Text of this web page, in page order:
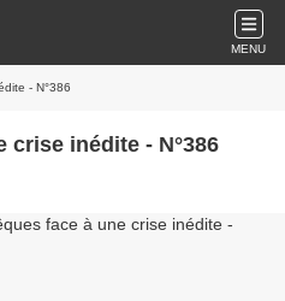
MENU
- N°386
crise inédite - N°386